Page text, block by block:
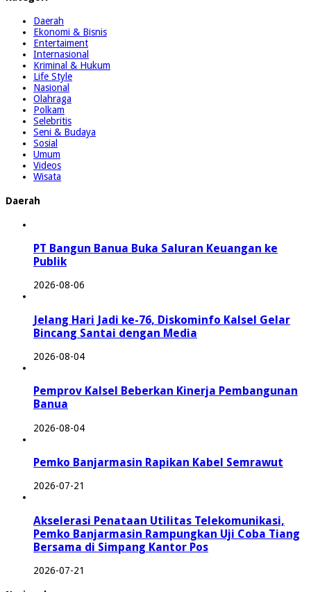
Daerah
Ekonomi & Bisnis
Entertaiment
Internasional
Kriminal & Hukum
Life Style
Nasional
Olahraga
Polkam
Selebritis
Seni & Budaya
Sosial
Umum
Videos
Wisata
Daerah
PT Bangun Banua Buka Saluran Keuangan ke
Publik
2026-08-06
Jelang Hari Jadi ke-76, Diskominfo Kalsel Gelar
Bincang Santai dengan Media
2026-08-04
Pemprov Kalsel Beberkan Kinerja Pembangunan
Banua
2026-08-04
Pemko Banjarmasin Rapikan Kabel Semrawut
2026-07-21
Akselerasi Penataan Utilitas Telekomunikasi,
Pemko Banjarmasin Rampungkan Uji Coba Tiang
Bersama di Simpang Kantor Pos
2026-07-21